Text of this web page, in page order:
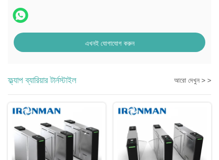
এখনই যোগাযোগ করুন
ফ্ল্যাপ ব্যারিয়ার টার্নস্টাইল আরো দেখুন > >